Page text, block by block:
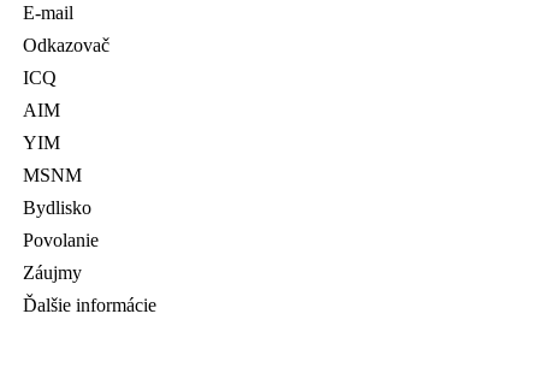
E-mail
Odkazovač
ICQ
AIM
YIM
MSNM
Bydlisko
Povolanie
Záujmy
Ďalšie informácie